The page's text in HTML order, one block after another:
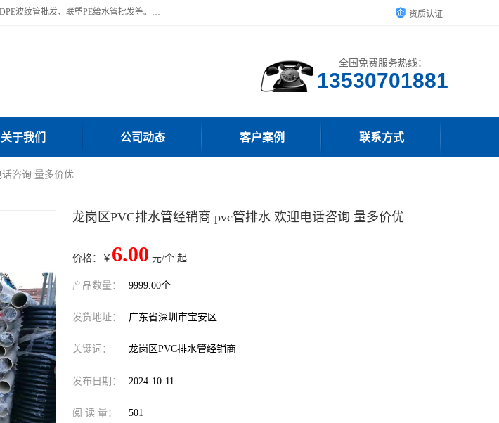
深圳市宝安区沙井街道浩丰胶管商行主营产品：联塑批发、联塑管批发、联塑总代理、联塑总经销、联塑HDPE波纹管批发、联塑PE给水管批发等。凭借服务以及多年的勤奋拼搏，发展成为一家销售各种管材管件，绝缘电工套管及配件等系列产品的贸易公司。公司秉承“顾客至上，锐意进取”的经营理念，坚持“客户至上”原则为广大客户提供的服务。欢迎惠顾！ 资质认证
全国免费服务热线：
关于我们 公司动态 客户案例 联系方式
咨询 量多价优
龙岗区PVC排水管经销商 pvc管排水 欢迎电话咨询 量多价优
价格：￥ 6.00 元/个 起
产品数量： 9999.00个
发货地址： 广东省深圳市宝安区
关键词： 龙岗区PVC排水管经销商
发布日期： 2024-10-11
阅 读 量： 501